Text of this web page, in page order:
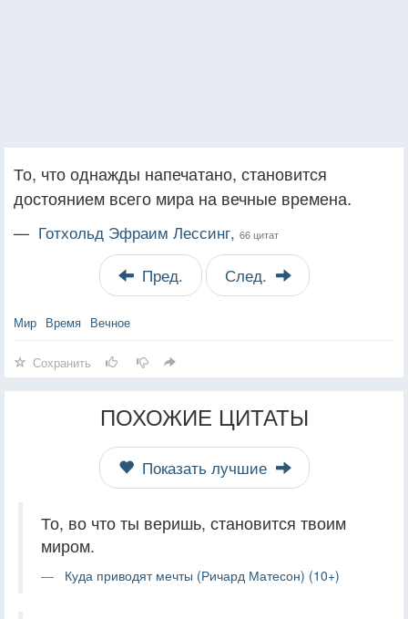
То, что однажды напечатано, становится
достоянием всего мира на вечные времена.
— Готхольд Эфраим Лессинг, 66 цитат
Пред. След.
Мир Время Вечное
Сохранить
ПОХОЖИЕ ЦИТАТЫ
Показать лучшие
То, во что ты веришь, становится твоим
миром.
Куда приводят мечты (Ричард Матесон) (10+)